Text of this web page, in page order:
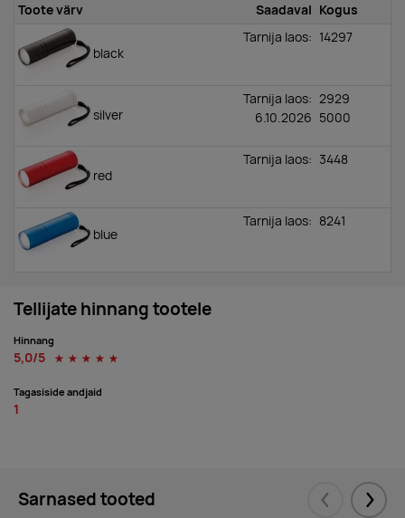
Toote värv Saadaval Kogus
black
Tarnija laos: 14297
silver
Tarnija laos:
6.10.2026
2929
5000
red
Tarnija laos: 3448
blue
Tarnija laos: 8241
Tellijate hinnang tootele
Hinnang
5,0/5 ☆
☆
☆
☆
☆
Tagasiside andjaid
1
Sarnased tooted Eelmised